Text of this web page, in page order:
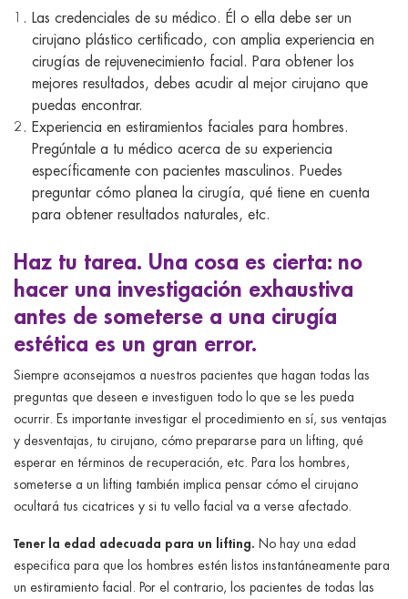
Las credenciales de su médico. Él o ella debe ser un
cirujano plástico certificado, con amplia experiencia en
cirugías de rejuvenecimiento facial. Para obtener los
mejores resultados, debes acudir al mejor cirujano que
puedas encontrar.
Experiencia en estiramientos faciales para hombres.
Pregúntale a tu médico acerca de su experiencia
específicamente con pacientes masculinos. Puedes
preguntar cómo planea la cirugía, qué tiene en cuenta
para obtener resultados naturales, etc.
Haz tu tarea. Una cosa es cierta: no
hacer una investigación exhaustiva
antes de someterse a una cirugía
estética es un gran error.
Siempre aconsejamos a nuestros pacientes que hagan todas las
preguntas que deseen e investiguen todo lo que se les pueda
ocurrir. Es importante investigar el procedimiento en sí, sus ventajas
y desventajas, tu cirujano, cómo prepararse para un lifting, qué
esperar en términos de recuperación, etc. Para los hombres,
someterse a un lifting también implica pensar cómo el cirujano
ocultará tus cicatrices y si tu vello facial va a verse afectado.
Tener la edad adecuada para un lifting. No hay una edad
especifica para que los hombres estén listos instantáneamente para
un estiramiento facial. Por el contrario, los pacientes de todas las